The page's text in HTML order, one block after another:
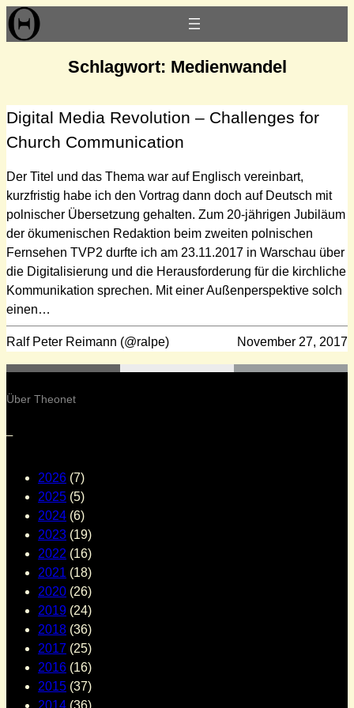
Zum
Inhalt
Schlagwort: Medienwandel
Digital Media Revolution – Challenges for
Church Communication
Der Titel und das Thema war auf Englisch vereinbart,
kurzfristig habe ich den Vortrag dann doch auf Deutsch mit
polnischer Übersetzung gehalten. Zum 20-jährigen Jubiläum
der ökumenischen Redaktion beim zweiten polnischen
Fernsehen TVP2 durfte ich am 23.11.2017 in Warschau über
die Digitalisierung und die Herausforderung für die kirchliche
Kommunikation sprechen. Mit einer Außenperspektive solch
einen…
Ralf Peter Reimann (@ralpe) November 27, 2017
Über Theonet
–
2026 (7)
2025 (5)
2024 (6)
2023 (19)
2022 (16)
2021 (18)
2020 (26)
2019 (24)
2018 (36)
2017 (25)
2016 (16)
2015 (37)